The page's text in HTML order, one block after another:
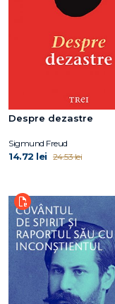
Despre dezastre
Sigmund Freud
14.72 lei 24.53 lei